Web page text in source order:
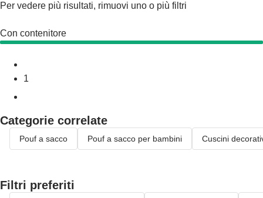
Per vedere più risultati, rimuovi uno o più filtri
Con contenitore
1
Categorie correlate
Pouf a sacco Pouf a sacco per bambini Cuscini
Filtri preferiti